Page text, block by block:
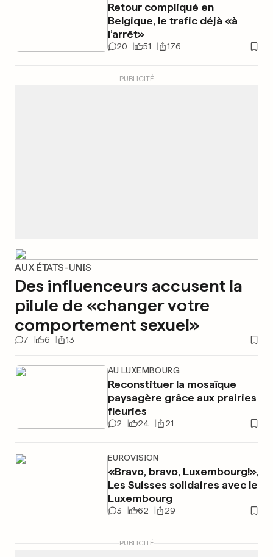
Retour compliqué en
Belgique, le trafic déjà «à
l’arrêt»
20 51 176
PUBLICITÉ
AUX ÉTATS-UNIS
Des influenceurs accusent la
pilule de «changer votre
comportement sexuel»
7 6 13
AU LUXEMBOURG
Reconstituer la mosaïque
paysagère grâce aux prairies
fleuries
2 24 21
EUROVISION
«Bravo, bravo, Luxembourg!»,
Les Suisses solidaires avec le
Luxembourg
3 62 29
PUBLICITÉ